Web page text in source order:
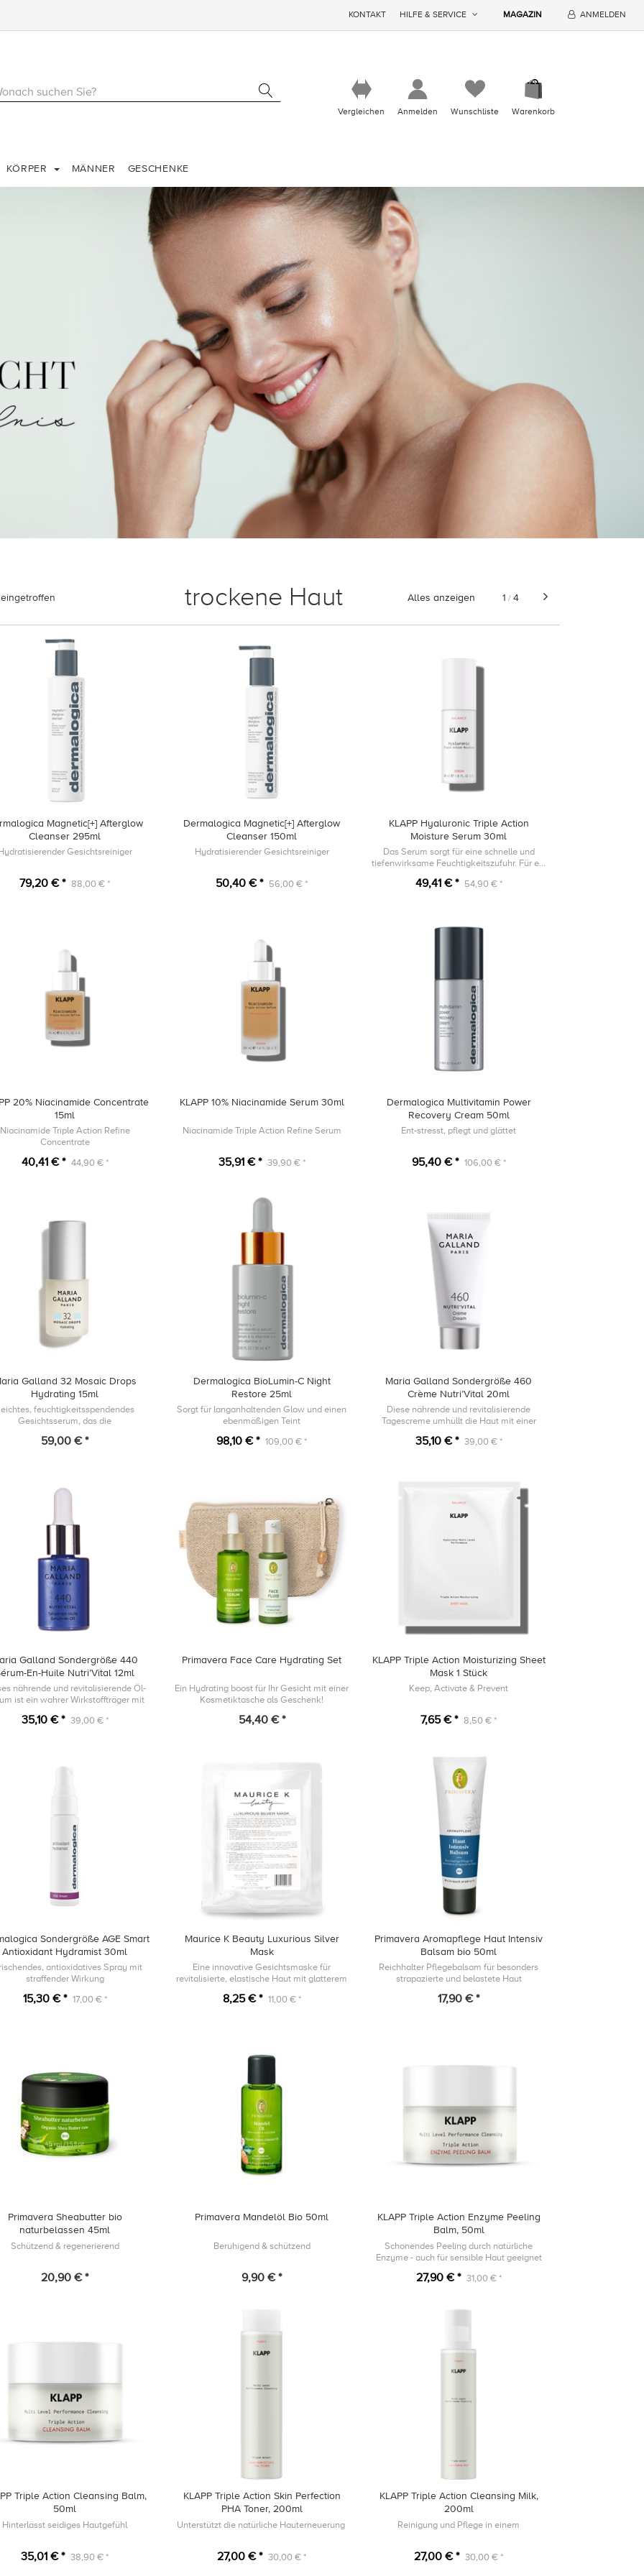
KONTAKT HILFE & SERVICE MAGAZIN ANMELDEN
Vergleichen Anmelden Wunschliste Warenkorb
KÖRPER MÄNNER GESCHENKE
trockene Haut Alles anzeigen 1 / 4
Magnetic[+] Afterglow
Cleanser 295ml
Gesichtsreiniger
79,20 € * 88,00 € *
Dermalogica Magnetic[+] Afterglow
Cleanser 150ml
Hydratisierender Gesichtsreiniger
50,40 € * 56,00 € *
KLAPP Hyaluronic Triple Action
Moisture Serum 30ml
Das Serum sorgt für eine schnelle und
tiefenwirksame Feuchtigkeitszufuhr. Für ein
natürlichen Glow.
49,41 € * 54,90 € *
20% Niacinamide Concentrate
15ml
Niacinamide Triple Action Refine
Concentrate
40,41 € * 44,90 € *
KLAPP 10% Niacinamide Serum 30ml
Niacinamide Triple Action Refine Serum
35,91 € * 39,90 € *
Dermalogica Multivitamin Power
Recovery Cream 50ml
Ent-stresst, pflegt und glättet
95,40 € * 106,00 € *
Galland 32 Mosaic Drops
Hydrating 15ml
feuchtigkeitsspendendes
Gesichtsserum, das die
und dem Austrocknen der Haut
59,00 € *
Dermalogica BioLumin-C Night
Restore 25ml
Sorgt für langanhaltenden Glow und einen
ebenmäßigen Teint
98,10 € * 109,00 € *
Maria Galland Sondergröße 460
Crème Nutri’Vital 20ml
Diese nährende und revitalisierende
Tagescreme umhüllt die Haut mit einer
35,10 € * 39,00 € *
Galland Sondergröße 440
En-Huile Nutri’Vital 12ml
nährende und revitalisierende Öl-
ist ein wahrer Wirkstoffträger mit
Wohlbefinden.
35,10 € * 39,00 € *
Primavera Face Care Hydrating Set
Ein Hydrating boost für Ihr Gesicht mit einer
Kosmetiktasche als Geschenk!
54,40 € *
KLAPP Triple Action Moisturizing Sheet
Mask 1 Stück
Keep, Activate & Prevent
7,65 € * 8,50 € *
Sondergröße AGE Smart
Antioxidant Hydramist 30ml
antioxidatives Spray mit
straffender Wirkung
15,30 € * 17,00 € *
Maurice K Beauty Luxurious Silver
Mask
Eine innovative Gesichtsmaske für
revitalisierte, elastische Haut mit glatterem
8,25 € * 11,00 € *
Primavera Aromapflege Haut Intensiv
Balsam bio 50ml
Reichhalter Pflegebalsam für besonders
strapazierte und belastete Haut
17,90 € *
Primavera Sheabutter bio
naturbelassen 45ml
Schützend & regenerierend
20,90 € *
Primavera Mandelöl Bio 50ml
Beruhigend & schützend
9,90 € *
KLAPP Triple Action Enzyme Peeling
Balm, 50ml
Schonendes Peeling durch natürliche
Enzyme - auch für sensible Haut geeignet
27,90 € * 31,00 € *
Triple Action Cleansing Balm,
50ml
Hinterlässt seidiges Hautgefühl
35,01 € * 38,90 € *
KLAPP Triple Action Skin Perfection
PHA Toner, 200ml
Unterstützt die natürliche Hauterneuerung ​
27,00 € * 30,00 € *
KLAPP Triple Action Cleansing Milk,
200ml
Reinigung und Pflege in einem
27,00 € * 30,00 € *